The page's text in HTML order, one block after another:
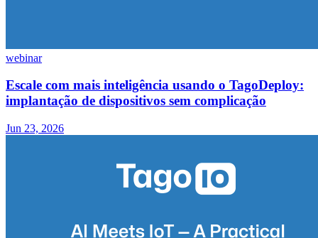
webinar
Escale com mais inteligência usando o TagoDeploy:
implantação de dispositivos sem complicação
Jun 23, 2026